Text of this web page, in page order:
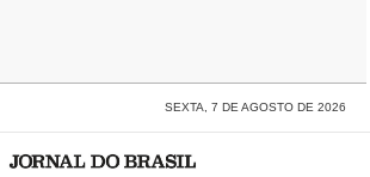
SEXTA, 7 DE AGOSTO DE 2026